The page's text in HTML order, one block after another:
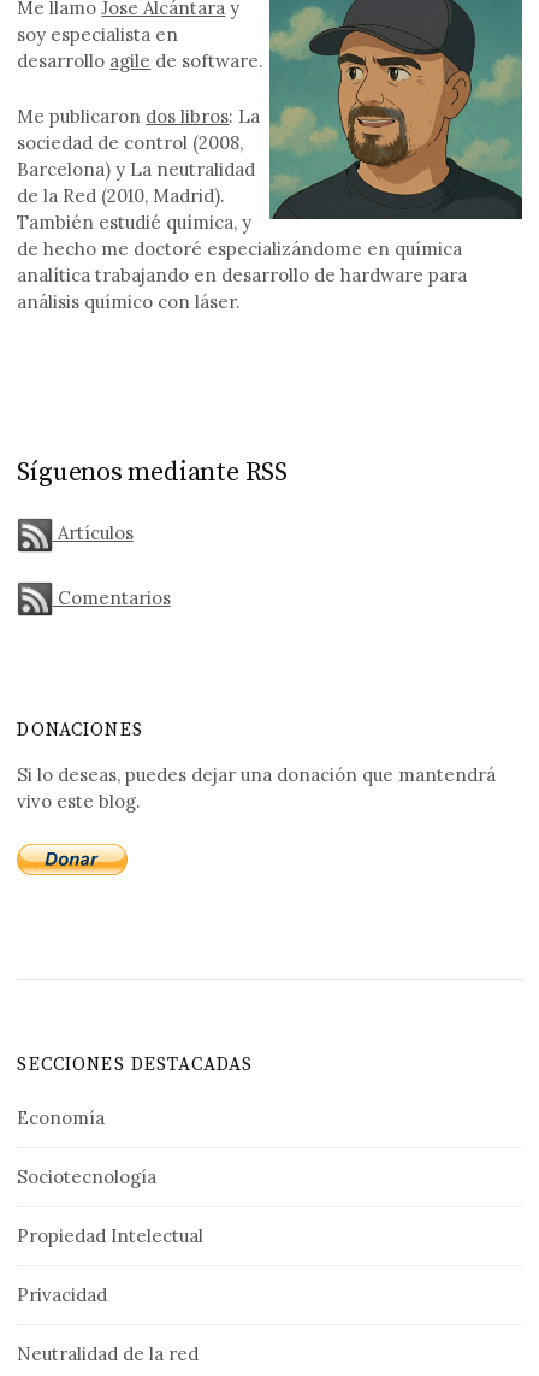
Me llamoJose Alcántara y
soy especialista en
desarrollo agile de software.
Me publicaron dos libros: La
sociedad de control (2008,
Barcelona) y La neutralidad
de la Red (2010, Madrid).
También estudié química, y
de hecho me doctoré especializándome en química
analítica trabajando en desarrollo de hardware para
análisis químico con láser.
Síguenos mediante RSS
Artículos
Comentarios
DONACIONES
Si lo deseas, puedes dejar una donación que mantendrá
vivo este blog.
SECCIONES DESTACADAS
Economía
Sociotecnología
Propiedad Intelectual
Privacidad
Neutralidad de la red